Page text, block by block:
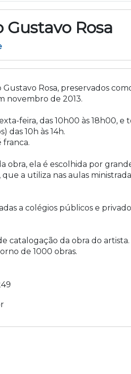
Rosa
Rosa, preservados
novembro de 2013.
feira, das 10h00 às 18h00, e
das 10h às 14h.
franca.
obra, ela é escolhida por
a utiliza nas aulas
a colégios públicos e
catalogação da obra do artista.
de 1000 obras.